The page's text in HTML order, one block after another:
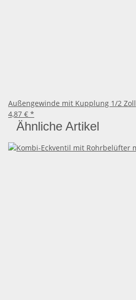
Außengewinde mit Kupplung 1/2 Zoll
4,87 € *
Ähnliche Artikel